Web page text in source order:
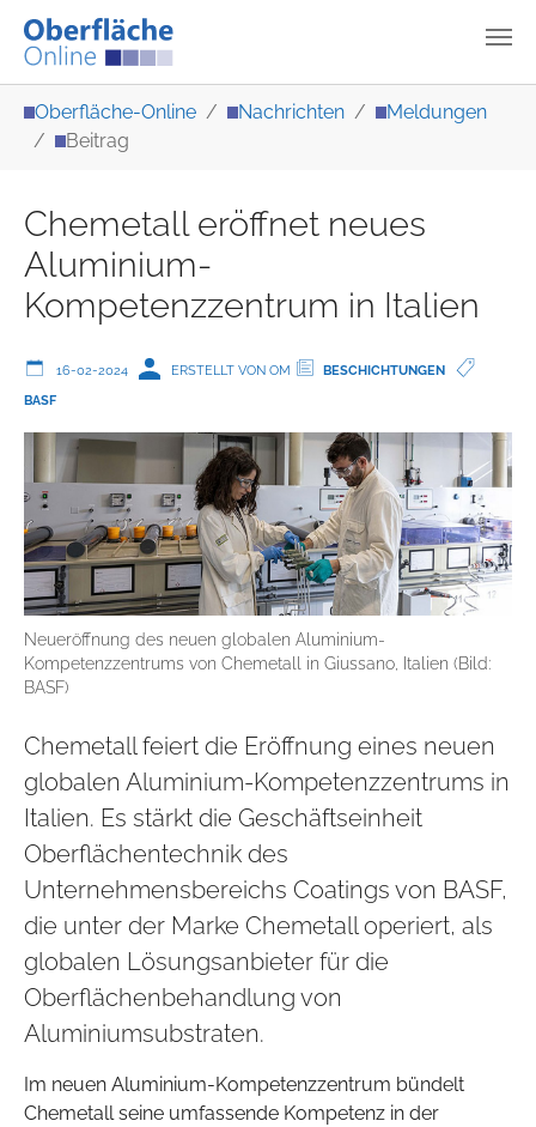
Oberfläche-Online Nachrichten
Meldungen
Beitrag
Chemetall eröffnet neues
Aluminium-
Kompetenzzentrum in Italien
16-02-2024 ERSTELLT VON OM
BESCHICHTUNGEN
BASF
Neueröffnung des neuen globalen Aluminium-
Kompetenzzentrums von Chemetall in Giussano, Italien (Bild:
BASF)
Chemetall feiert die Eröffnung eines neuen
glo­balen Aluminium-Kom­pe­tenz­zentrums in
Italien. Es stärkt die Geschäftseinheit
Oberflächentechnik des
Unternehmensbereichs Coatings von BASF,
die unter der Marke Chemetall operiert, als
globalen Lösungsanbieter für die
Oberflächenbehandlung von
Aluminiumsubstraten.
Im neuen Aluminium-Kompetenzzentrum bündelt
Chemetall seine umfassende Kompetenz in der